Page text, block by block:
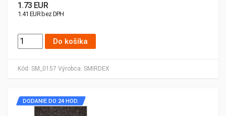
Kód: SM_0157 Výrobca: SMIRDEX
1.73 EUR
1.41 EUR bez DPH
Do košíka
DODANIE DO 24 HOD.